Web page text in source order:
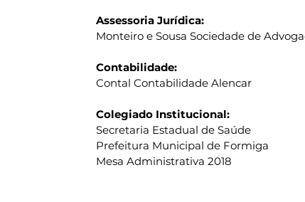
Assessoria Jurídica:
Monteiro e Sousa Sociedade de
Contabilidade:
Contal Contabilidade Alencar
Colegiado Institucional:
Secretaria Estadual de Saúde
Prefeitura Municipal de Formiga
Mesa Administrativa 2018